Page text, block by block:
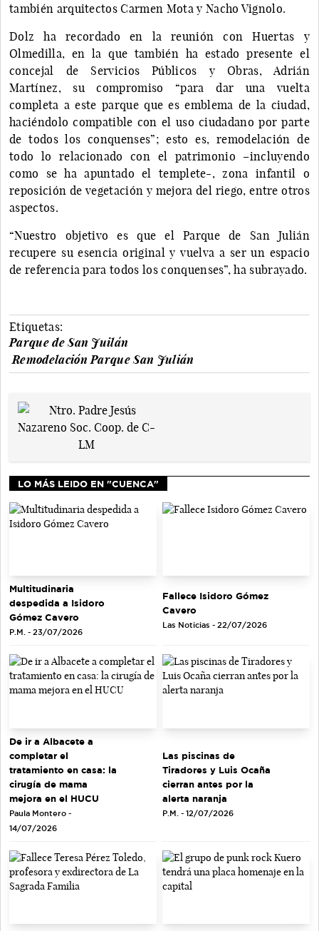
también arquitectos Carmen Mota y Nacho Vignolo.
Dolz ha recordado en la reunión con Huertas y
Olmedilla, en la que también ha estado presente el
concejal de Servicios Públicos y Obras, Adrián
Martínez, su compromiso “para dar una vuelta
completa a este parque que es emblema de la ciudad,
haciéndolo compatible con el uso ciudadano por parte
de todos los conquenses”; esto es, remodelación de
todo lo relacionado con el patrimonio –incluyendo
como se ha apuntado el templete-, zona infantil o
reposición de vegetación y mejora del riego, entre otros
aspectos.
“Nuestro objetivo es que el Parque de San Julián
recupere su esencia original y vuelva a ser un espacio
de referencia para todos los conquenses”, ha subrayado.
Etiquetas:
Parque de San Juilán
Remodelación Parque San Julián
LO MÁS LEIDO EN "CUENCA"
Multitudinaria
despedida a Isidoro
Gómez Cavero
P.M. - 23/07/2026
Fallece Isidoro Gómez
Cavero
Las Noticias - 22/07/2026
De ir a Albacete a
completar el
tratamiento en casa: la
cirugía de mama
mejora en el HUCU
Paula Montero -
14/07/2026
Las piscinas de
Tiradores y Luis Ocaña
cierran antes por la
alerta naranja
P.M. - 12/07/2026